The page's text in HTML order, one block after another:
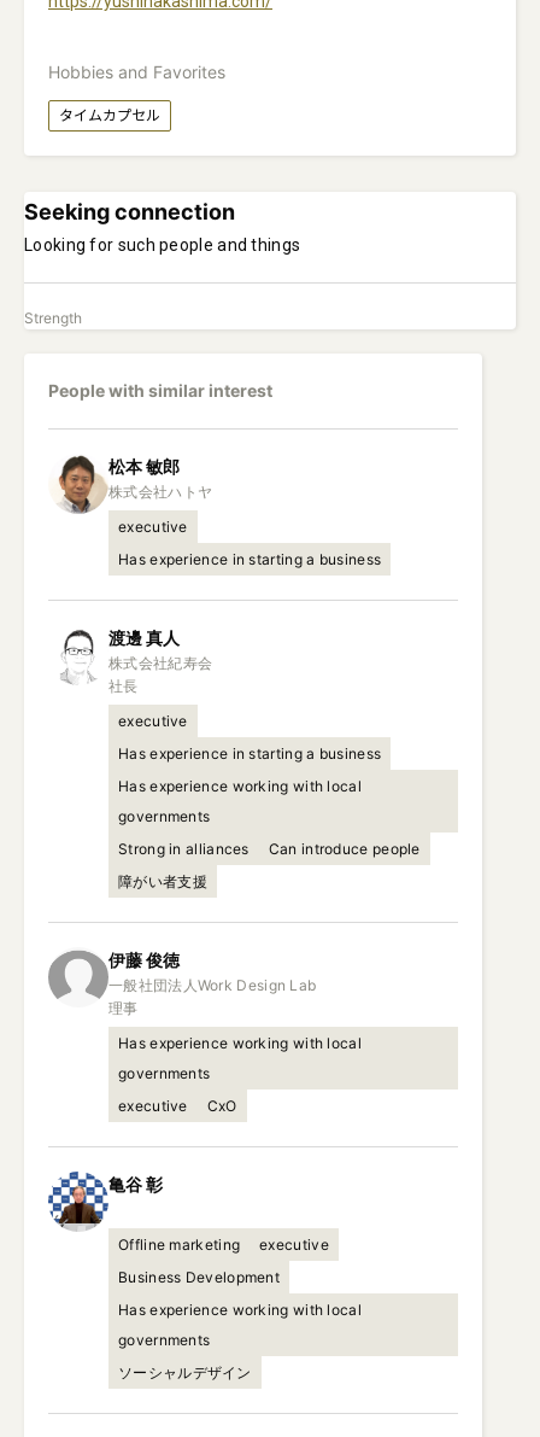
Hobbies and Favorites
タイムカプセル
Seeking connection
Looking for such people and things
Strength
People with similar interest
松本敏郎
executive
Has experience in starting a business
渡邊真人
株式会社紀寿会
社長
executive
Has experience in starting a business
Has experience working with local
governments
Strong in alliances
Can introduce people
障がい者支援
伊藤俊徳
一般社団法人Work Design Lab
理事
Has experience working with local
governments
executive
CxO
亀谷彰
Offline marketing
executive
Business Development
Has experience working with local
governments
ソーシャルデザイン